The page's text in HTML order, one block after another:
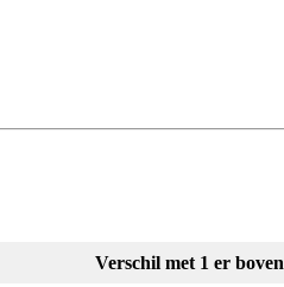
Verschil met 1 er boven